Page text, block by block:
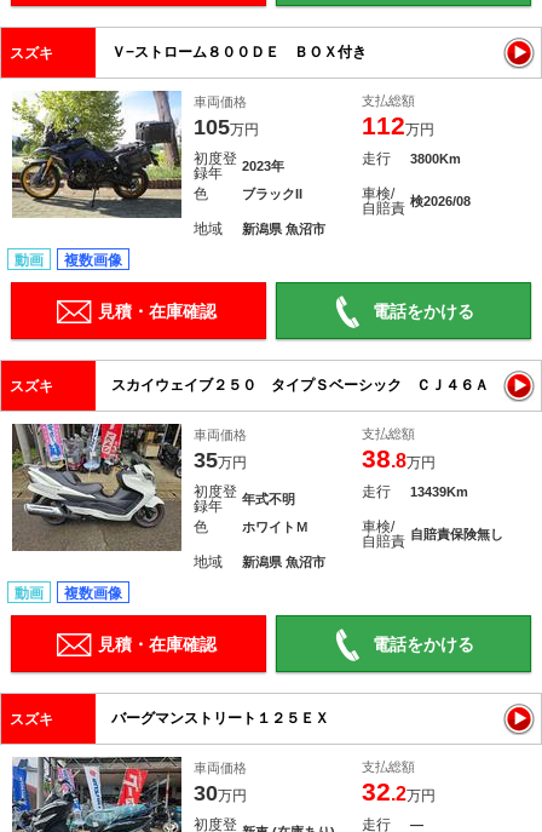
スズキ Ｖ−ストローム８００ＤＥ ＢＯＸ付き
車両価格
105万円
支払総額
112万円
初度登
録年
2023年 走行 3800Km
色 ブラックII
車検/
自賠責 検2026/08
地域 新潟県 魚沼市
動画 複数画像
見積・在庫確認 電話をかける
スズキ スカイウェイブ２５０ タイプＳベーシック ＣＪ４６Ａ
車両価格
35万円
支払総額
38.8万円
初度登
録年
年式不明 走行 13439Km
色 ホワイトＭ
車検/
自賠責 自賠責保険無し
地域 新潟県 魚沼市
動画 複数画像
見積・在庫確認 電話をかける
スズキ バーグマンストリート１２５ＥＸ
車両価格
30万円
支払総額
32.2万円
初度登
走行 ―